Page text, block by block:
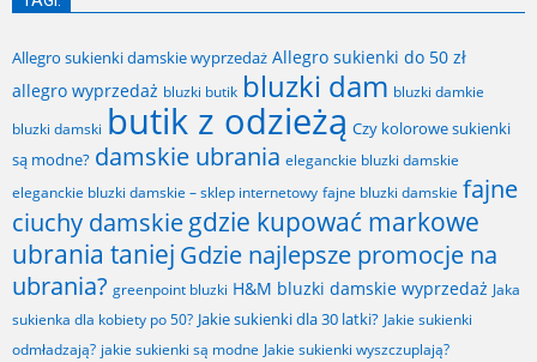
Allegro sukienki damskie wyprzedaż Allegro sukienki do 50 zł
allegro wyprzedaż bluzki butik bluzki dam bluzki damkie
bluzki damski butik z odzieżą Czy kolorowe sukienki
są modne? damskie ubrania eleganckie bluzki damskie
eleganckie bluzki damskie – sklep internetowy fajne bluzki damskie fajne
ciuchy damskiegdzie kupować markowe
ubrania taniej Gdzie najlepsze promocje na
ubrania? greenpoint bluzki H&M bluzki damskie wyprzedaż Jaka
sukienka dla kobiety po 50? Jakie sukienki dla 30 latki? Jakie sukienki
odmładzają? jakie sukienki są modne Jakie sukienki wyszczuplają?